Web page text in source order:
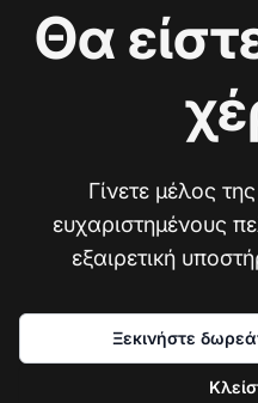
Θα
Γίνετε μέλος
ευχαριστημένους
εξαιρετική
Ξεκινήστε